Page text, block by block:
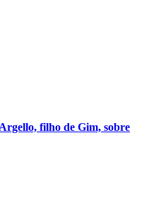
filho de Gim, sobre